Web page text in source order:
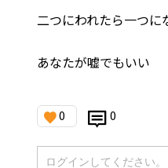
二つにわれたら一つに
あなたが嘘でもいい
0 0